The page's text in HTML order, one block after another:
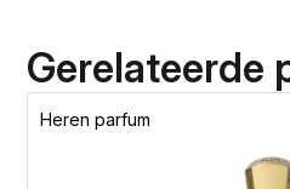
Gerelateerde
Heren parfum